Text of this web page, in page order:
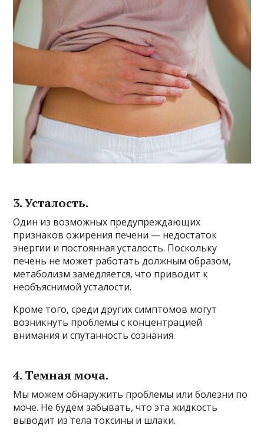
3. Усталость.
Один из возможных предупреждающих
признаков ожирения печени — недостаток
энергии и постоянная усталость. Поскольку
печень не может работать должным образом,
метаболизм замедляется, что приводит к
необъяснимой усталости.
Кроме того, среди других симптомов могут
возникнуть проблемы с концентрацией
внимания и спутанность сознания.
4. Темная моча.
Мы можем обнаружить проблемы или болезни по
моче. Не будем забывать, что эта жидкость
выводит из тела токсины и шлаки.